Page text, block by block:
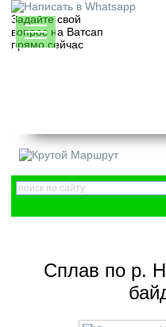
Задайте свой
вопрос на Ватсап
прямо сейчас
Сплав по р.